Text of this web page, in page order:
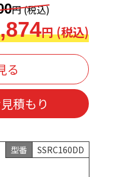
円 (税込)
円 (税込)
る
積もり
型番 SSRC160DD